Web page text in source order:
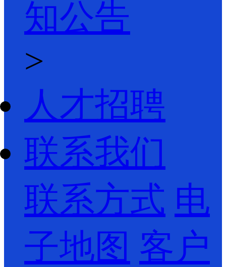
知公告
>
人才招聘
联系我们
联系方式 电
子地图 客户